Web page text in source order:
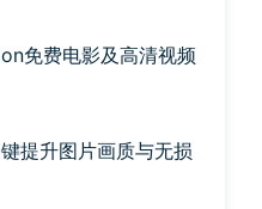
免费电影及高清视频
提升图片画质与无损